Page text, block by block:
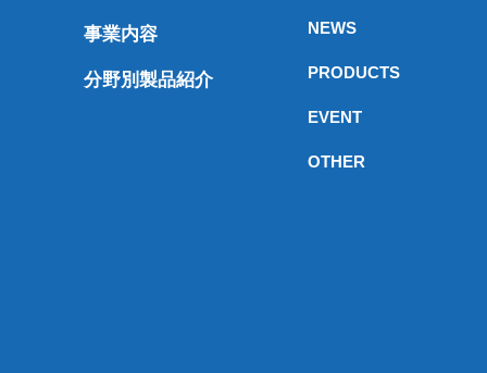
事業内容
分野別製品紹介
NEWS
PRODUCTS
EVENT
OTHER